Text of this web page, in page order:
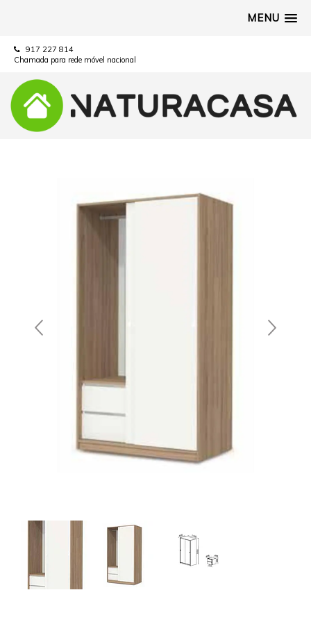
MENU
917 227 814
Chamada para rede móvel nacional